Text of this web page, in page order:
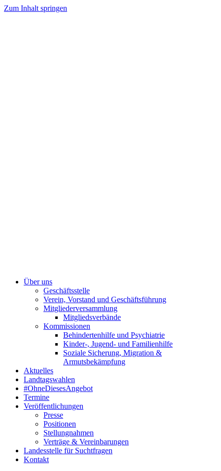
Zum Inhalt springen
Über uns
Geschäftsstelle
Verein, Vorstand und Geschäftsführung
Mitgliederversammlung
Mitgliedsverbände
Kommissionen
Behindertenhilfe und Psychiatrie
Kinder-, Jugend- und Familienhilfe
Soziale Sicherung, Migration &
Armutsbekämpfung
Aktuelles
Landtagswahlen
#OhneDiesesAngebot
Termine
Veröffentlichungen
Presse
Positionen
Stellungnahmen
Verträge & Vereinbarungen
Landesstelle für Suchtfragen
Kontakt